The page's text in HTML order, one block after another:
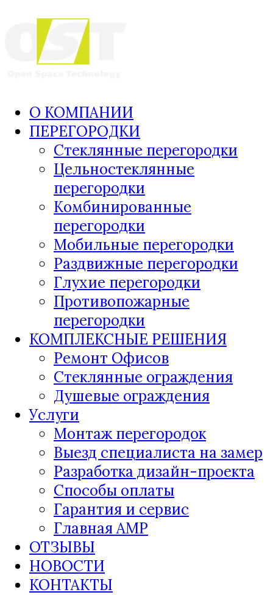
О КОМПАНИИ
ПЕРЕГОРОДКИ
Стеклянные перегородки
Цельностеклянные
перегородки
Комбинированные
перегородки
Мобильные перегородки
Раздвижные перегородки
Глухие перегородки
Противопожарные
перегородки
КОМПЛЕКСНЫЕ РЕШЕНИЯ
Ремонт Офисов
Стеклянные ограждения
Душевые ограждения
Услуги
Монтаж перегородок
Выезд специалиста на замер
Разработка дизайн-проекта
Способы оплаты
Гарантия и сервис
Главная AMP
ОТЗЫВЫ
НОВОСТИ
КОНТАКТЫ